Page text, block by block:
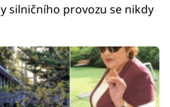
silničního provozu se nikdy